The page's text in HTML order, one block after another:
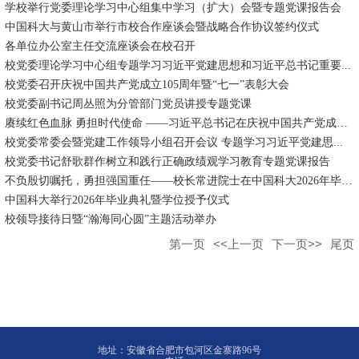
学校举行党委理论学习中心组集中学习（扩大）会暨专题党课报告会
中国科大与黄山市举行市校合作座谈会暨战略合作协议签约仪式
各单位办公室主任交流座谈会在校召开
校党委理论学习中心组专题学习习近平党建思想和习近平总书记重要...
校党委召开庆祝中国共产党成立105周年暨“七一”表彰大会
校党委副书记周丛照为分管部门党员讲授专题党课
校党委常委会暨党建工作领导小组召开会议 专题学习习近平党建思...
校党委书记舒歌群作树立和践行正确政绩观学习教育专题党课报告
中国科大举行2026年毕业典礼暨学位授予仪式
校领导接待日暨“瀚海同心圆”主题活动举办
第一页 <<上一页 下一页>> 尾页
地址：安徽省合肥市包河区金寨路96号